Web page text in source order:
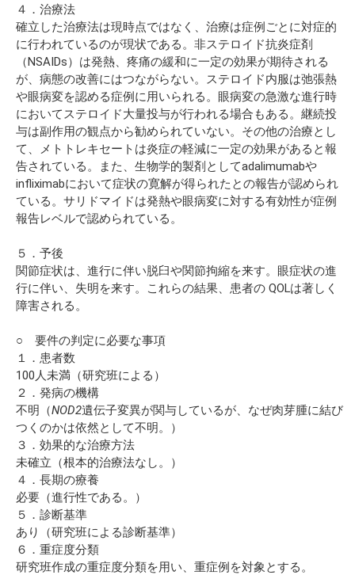
４．治療法
確立した治療法は現時点ではなく、治療は症例ごとに対症的
に行われているのが現状である。非ステロイド抗炎症剤
（NSAIDs）は発熱、疼痛の緩和に一定の効果が期待される
が、病態の改善にはつながらない。ステロイド内服は弛張熱
や眼病変を認める症例に用いられる。眼病変の急激な進行時
においてステロイド大量投与が行われる場合もある。継続投
与は副作用の観点から勧められていない。その他の治療とし
て、メトトレキセートは炎症の軽減に一定の効果があると報
告されている。また、生物学的製剤としてadalimumabや
infliximabにおいて症状の寛解が得られたとの報告が認められ
ている。サリドマイドは発熱や眼病変に対する有効性が症例
報告レベルで認められている。
５．予後
関節症状は、進行に伴い脱臼や関節拘縮を来す。眼症状の進
行に伴い、失明を来す。これらの結果、患者の QOLは著しく
障害される。
○ 要件の判定に必要な事項
１．患者数
100人未満（研究班による）
２．発病の機構
不明（NOD2遺伝子変異が関与しているが、なぜ肉芽腫に結び
つくのかは依然として不明。）
３．効果的な治療方法
未確立（根本的治療法なし。）
４．長期の療養
必要（進行性である。）
５．診断基準
あり（研究班による診断基準）
６．重症度分類
研究班作成の重症度分類を用い、重症例を対象とする。